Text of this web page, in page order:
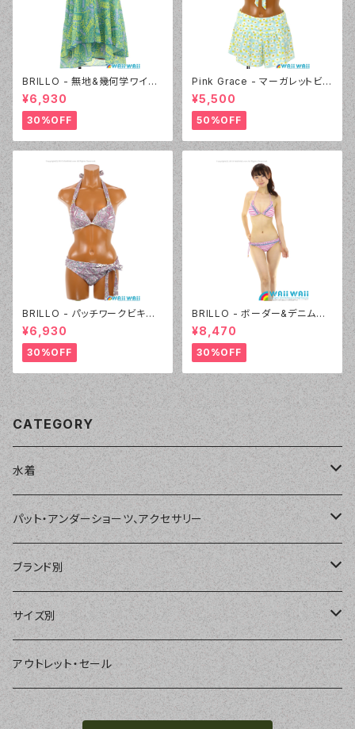
BRILLO - 無地&幾何学ワイヤ
ー 3Wayパレオセット（3314 -
40:イエロー）
¥6,930
30%OFF
Pink Grace - マーガレットビキ
ニ 3点セット（4803 - 70:ブル
ー）
¥5,500
50%OFF
BRILLO - パッチワークビキニ
（3309 - 01:ホワイト）
¥6,930
30%OFF
BRILLO - ボーダー&デニムビ
¥8,470
30%OFF
CATEGORY
水着
単品
ショートパンツ、ボードショーツ
パーカー、ラッシュパーカー
ラッシュガード、ジャケット
ワンピース・モノキニ
ナチュラルタンキニ
ナチュラルタンキニ
2点セット
4点セット
パット・アンダーショーツ、アクセサリー
パット
アンダーショーツ
アクセサリー
ブランド別
BEACH QUEEN
MILSQUR
Sweet Flavor
サイズ別
フリー
7号
アウトレット・セール